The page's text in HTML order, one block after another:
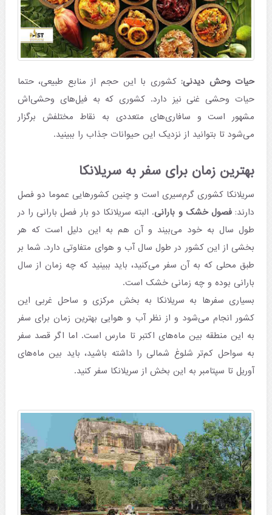
حیات وحش دیدنی: کشوری با این حجم از منابع طبیعی، حتما
حیات وحشی غنی نیز دارد. کشوری که به فیل‌های وحشی‌اش
مشهور است و سافاری‌های متعددی به نقاط مختلفش برگزار
می‌شود تا بتوانید از نزدیک این حیوانات جذاب را ببینید.
بهترین زمان برای سفر به سریلانکا
سریلانکا کشوری گرم‌سیری است و چنین کشورهایی عموما دو فصل
دارند:فصول خشک و بارانی. البته سریلانکا دو بار فصل بارانی را در
طول سال به خود می‌بیند و آن هم به این دلیل است که هر
بخشی از این کشور در طول سال آب و هوای متفاوتی دارد. شما بر
طبق محلی که به آن سفر می‌کنید، باید ببینید که چه زمان از سال
بارانی بوده و چه زمانی خشک است.
بسیاری سفرها به سریلانکا به بخش مرکزی و ساحل غربی این
کشور انجام می‌شود و از نظر آب و هوایی بهترین زمان برای سفر
به این منطقه بین ماه‌های اکتبر تا مارس است. اما اگر قصد سفر
به سواحل کم‌تر شلوغ شمالی را داشته باشید، باید بین ماه‌های
آوریل تا سپتامبر به این بخش از سریلانکا سفر کنید.